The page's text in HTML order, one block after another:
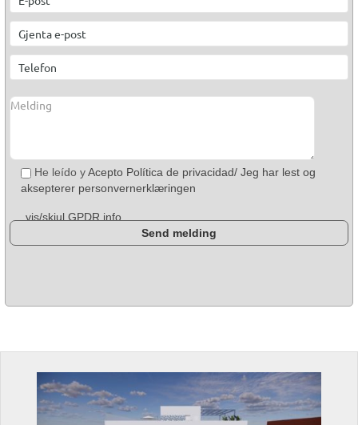
He leído yAcepto Política de privacidad/ Jeg har lest og
aksepterer personvernerklæringen
vis/skjul GPDR info